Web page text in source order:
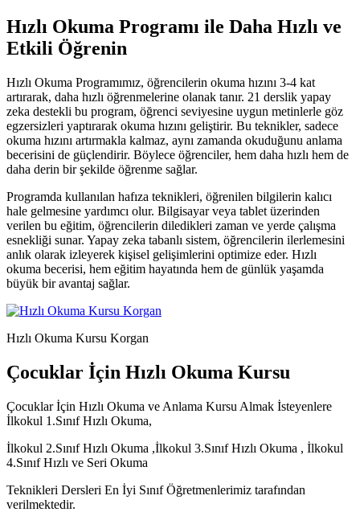
Hızlı Okuma Programı ile Daha Hızlı ve
Etkili Öğrenin
Hızlı Okuma Programımız, öğrencilerin okuma hızını 3-4 kat
artırarak, daha hızlı öğrenmelerine olanak tanır. 21 derslik yapay
zeka destekli bu program, öğrenci seviyesine uygun metinlerle göz
egzersizleri yaptırarak okuma hızını geliştirir. Bu teknikler, sadece
okuma hızını artırmakla kalmaz, aynı zamanda okuduğunu anlama
becerisini de güçlendirir. Böylece öğrenciler, hem daha hızlı hem de
daha derin bir şekilde öğrenme sağlar.
Programda kullanılan hafıza teknikleri, öğrenilen bilgilerin kalıcı
hale gelmesine yardımcı olur. Bilgisayar veya tablet üzerinden
verilen bu eğitim, öğrencilerin diledikleri zaman ve yerde çalışma
esnekliği sunar. Yapay zeka tabanlı sistem, öğrencilerin ilerlemesini
anlık olarak izleyerek kişisel gelişimlerini optimize eder. Hızlı
okuma becerisi, hem eğitim hayatında hem de günlük yaşamda
büyük bir avantaj sağlar.
Hızlı Okuma Kursu Korgan
Çocuklar İçin Hızlı Okuma Kursu
Çocuklar İçin Hızlı Okuma ve Anlama Kursu Almak İsteyenlere
İlkokul 1.Sınıf Hızlı Okuma,
İlkokul 2.Sınıf Hızlı Okuma ,İlkokul 3.Sınıf Hızlı Okuma , İlkokul
4.Sınıf Hızlı ve Seri Okuma
Teknikleri Dersleri En İyi Sınıf Öğretmenlerimiz tarafından
verilmektedir.